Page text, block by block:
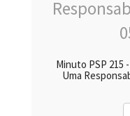
Minuto PSP 215
Uma